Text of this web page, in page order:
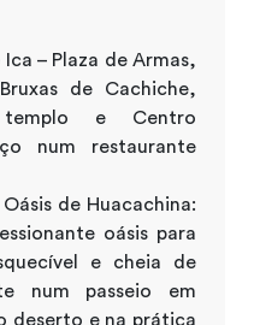
– Plaza de Armas,
de Cachiche,
templo e Centro
num restaurante
de Huacachina:
oásis para
e cheia de
num passeio em
deserto e na prática